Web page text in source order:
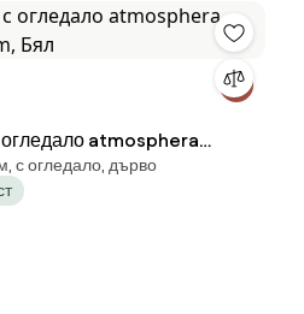
огледало atmosphera
Бял
с огледало, дърво